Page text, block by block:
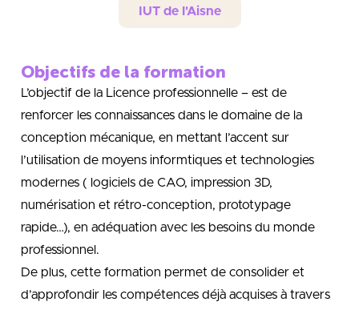
IUT de l'Aisne
Objectifs de la formation
L’objectif de la Licence professionnelle – est de
renforcer les connaissances dans le domaine de la
conception mécanique, en mettant l’accent sur
l’utilisation de moyens informtiques et technologies
modernes ( logiciels de CAO, impression 3D,
numérisation et rétro-conception, prototypage
rapide…), en adéquation avec les besoins du monde
professionnel.
De plus, cette formation permet de consolider et
d’approfondir les compétences déjà acquises à travers